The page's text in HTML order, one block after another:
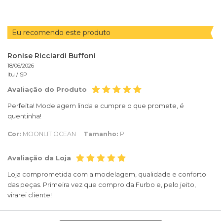
Eu recomendo este produto
Ronise Ricciardi Buffoni
18/06/2026
Itu / SP
Avaliação do Produto
Perfeita! Modelagem linda e cumpre o que promete, é
quentinha!
Cor: MOONLIT OCEAN Tamanho: P
Avaliação da Loja
Loja comprometida com a modelagem, qualidade e conforto
das peças. Primeira vez que compro da Furbo e, pelo jeito,
virarei cliente!